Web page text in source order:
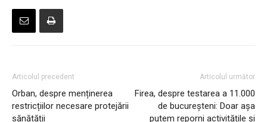
Articolul precedent
Orban, despre menținerea
restricțiilor necesare protejării
sănătății
Articolul următor
Firea, despre testarea a 11.000
de bucureșteni: Doar așa
putem reporni activitățile și